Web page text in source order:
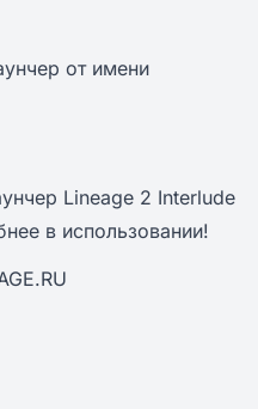
от имени
Lineage 2 Interlude
в использовании!